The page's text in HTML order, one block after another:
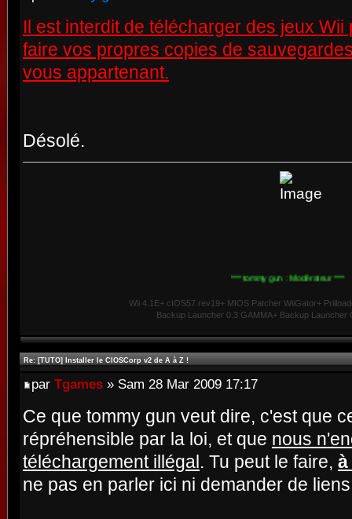
Il est interdit de télécharger des jeux
faire vos propres copies de
vous appartenant.
Désolé.
*** tommy gun : Modérateur ***
Wii 4.1E+ cIOS57 rev19+ MIOS Patcher WiiGator+
Backup Launcher 0.3 GAMMA+ Backup Launcher
Re: [TUTO] Installer le CIOSCorp v2 de A à Z !
par Tgames » Sam 28 Mar 2009 17:17
Ce que tommy gun veut dire, c'est que
répréhensible par la loi, et que nous
téléchargement illégal. Tu peut le faire,
ne pas en parler ici ni demander de